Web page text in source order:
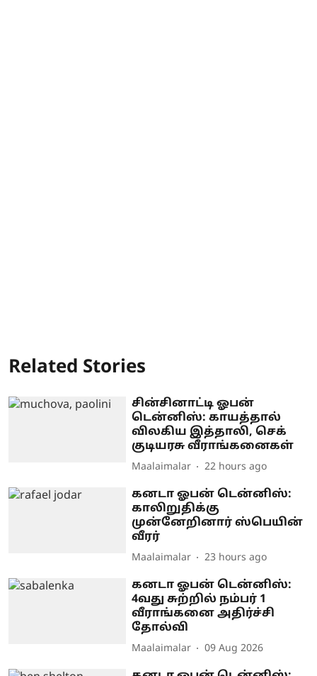
Related Stories
சின்சினாட்டி ஓபன்
டென்னிஸ்: காயத்தால்
விலகிய இத்தாலி, செக்
குடியரசு வீராங்கனைகள்
Maalaimalar 22 hours ago
கனடா ஓபன் டென்னிஸ்:
காலிறுதிக்கு
முன்னேறினார் ஸ்பெயின்
வீரர்
Maalaimalar 23 hours ago
கனடா ஓபன் டென்னிஸ்:
4வது சுற்றில் நம்பர் 1
வீராங்கனை அதிர்ச்சி
தோல்வி
Maalaimalar 09 Aug 2026